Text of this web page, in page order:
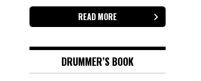
READ MORE
DRUMMER’S BOOK